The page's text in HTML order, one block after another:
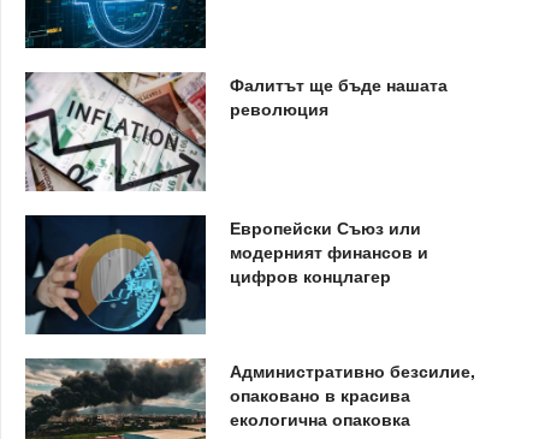
Фалитът ще бъде нашата
революция
Европейски Съюз или
модерният финансов и
цифров концлагер
Административно безсилие,
опаковано в красива
екологична опаковка